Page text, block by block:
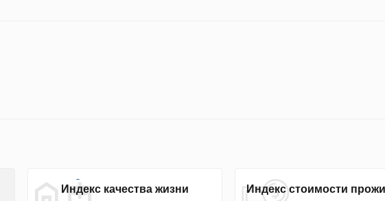
Индекс качества жизни Индекс стоимости